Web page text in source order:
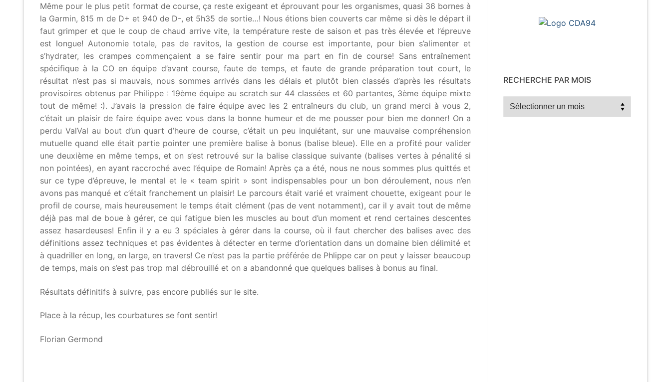
Même pour le plus petit format de course, ça reste exigeant et éprouvant pour les organismes, quasi 36 bornes à
la Garmin, 815 m de D+ et 940 de D-, et 5h35 de sortie…! Nous étions bien couverts car même si dès le départ il
faut grimper et que le coup de chaud arrive vite, la température reste de saison et pas très élevée et l’épreuve
est longue! Autonomie totale, pas de ravitos, la gestion de course est importante, pour bien s’alimenter et
s’hydrater, les crampes commençaient a se faire sentir pour ma part en fin de course! Sans entraînement
spécifique à la CO en équipe d’avant course, faute de temps, et faute de grande préparation tout court, le
résultat n’est pas si mauvais, nous sommes arrivés dans les délais et plutôt bien classés d’après les résultats
provisoires obtenus par Philippe : 19ème équipe au scratch sur 44 classées et 60 partantes, 3ème équipe mixte
tout de même! :). J’avais la pression de faire équipe avec les 2 entraîneurs du club, un grand merci à vous 2,
c’était un plaisir de faire équipe avec vous dans la bonne humeur et de me pousser pour bien me donner! On a
perdu ValVal au bout d’un quart d’heure de course, c’était un peu inquiétant, sur une mauvaise compréhension
mutuelle quand elle était partie pointer une première balise à bonus (balise bleue). Elle en a profité pour valider
une deuxième en même temps, et on s’est retrouvé sur la balise classique suivante (balises vertes à pénalité si
non pointées), en ayant raccroché avec l’équipe de Romain! Après ça a été, nous ne nous sommes plus quittés et
sur ce type d’épreuve, le mental et le « team spirit » sont indispensables pour un bon déroulement, nous n’en
avons pas manqué et c’était franchement un plaisir! Le parcours était varié et vraiment chouette, exigeant pour le
profil de course, mais heureusement le temps était clément (pas de vent notamment), car il y avait tout de même
déjà pas mal de boue à gérer, ce qui fatigue bien les muscles au bout d’un moment et rend certaines descentes
assez hasardeuses! Enfin il y a eu 3 spéciales à gérer dans la course, où il faut chercher des balises avec des
définitions assez techniques et pas évidentes à détecter en terme d’orientation dans un domaine bien délimité et
à quadriller en long, en large, en travers! Ce n’est pas la partie préférée de Phlippe car on peut y laisser beaucoup
de temps, mais on s’est pas trop mal débrouillé et on a abandonné que quelques balises à bonus au final.
Résultats définitifs à suivre, pas encore publiés sur le site.
Place à la récup, les courbatures se font sentir!
Florian Germond
RECHERCHE PAR MOIS
Recherche